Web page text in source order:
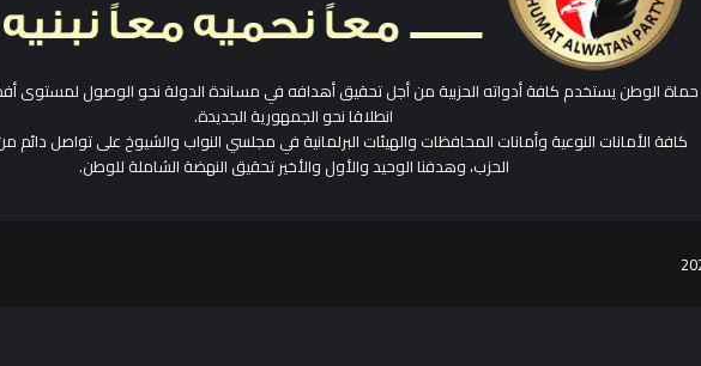
حماة الوطن يستخدم كافة أدواته الحزبية من أجل تحقيق أهدافه في مساندة الدولة نحو الوصول لمستوى
انطلاقا نحو الجمهورية الجديدة.
كافة الأمانات النوعية وأمانات المحافظات والهيئات البرلمانية في مجلسي النواب والشيوخ على تواصل دائم
الحزب، وهدفنا الوحيد والأول والأخير تحقيق النهضة الشاملة للوطن.